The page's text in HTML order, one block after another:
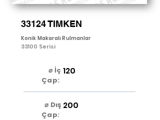
33124 TIMKEN
Konik Makaralı Rulmanlar
33100 Serisi
⌀ İç
Çap:
120
⌀ Dış
Çap:
200